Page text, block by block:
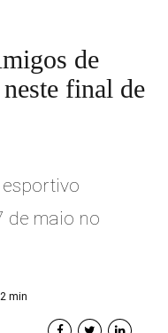
de
final de
de maio no
2 min